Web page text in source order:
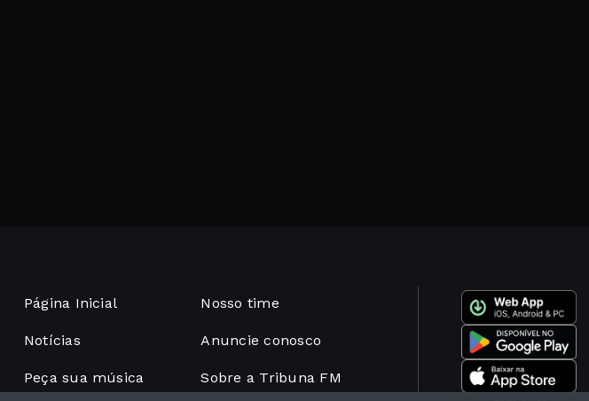
Página Inicial
Notícias
Peça sua música
Nosso time
Anuncie conosco
Sobre a Tribuna FM